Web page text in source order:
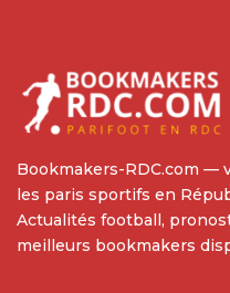
Bookmakers-RDC.com —
les paris sportifs en
Actualités football,
meilleurs bookmakers